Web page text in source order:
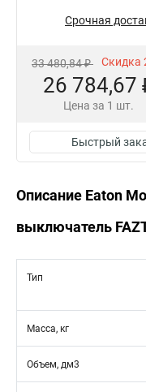
Срочная
33 480,84 ₽ Скидка
26 784,67
Цена за 1 шт.
Быстрый
Описание Eaton
выключатель
Тип
Масса, кг
Объем, дм3